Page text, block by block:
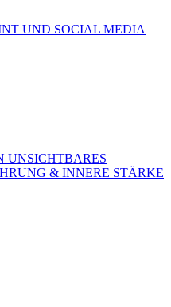
UND SOCIAL MEDIA
UNSICHTBARES
& INNERE STÄRKE